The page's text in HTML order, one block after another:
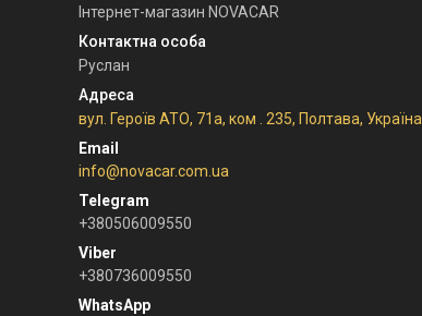
Інтернет-магазин NOVACAR
Руслан
вул. Героїв АТО, 71а, ком . 235, Полтава, Україна
info@novacar.com.ua
+380506009550
+380736009550